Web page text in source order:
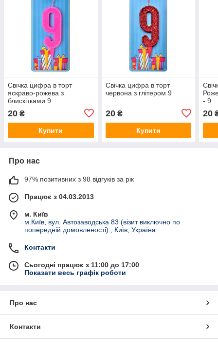
Свічка цифра в торт
яскраво-рожева з
блискітками 9
20 ₴
Купити
Свічка цифра в торт
червона з глітером 9
20₴
Купити
- 9
20
Про нас
97% позитивних з 98 відгуків за рік
Працює з 04.03.2013
м. Київ
м.Київ, вул. Автозаводська 83 (візит виключно по
попередній домовленості)., Київ, Україна
Контакти
Сьогодні працює з 11:00 до 17:00
Показати весь графік роботи
Про нас
Контакти